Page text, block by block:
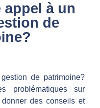
à un
de
de patrimoine?
problématiques sur
des conseils et